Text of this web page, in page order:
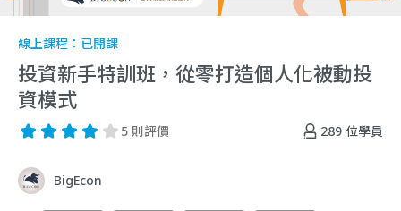
線上課程： 已開課
投資新手特訓班，從零打造個人化被動投
資模式
289 位學員
5 則評價
BigEcon